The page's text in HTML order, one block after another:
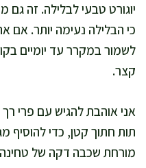
יוגורט טבעי לבלילה. זה
כי הבלילה נעימה יותר.
לשמור במקרר עד יומיים
קצר.
אני אוהבת להגיש עם פרי
תות חתוך קטן, כדי להוסיף
מורחת שכבה דקה של טחינה